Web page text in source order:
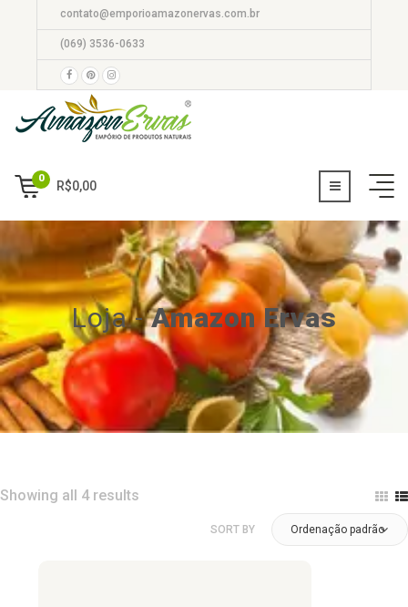
contato@emporioamazonervas.com.br
(069) 3536-0633
0
R$0,00
Loja -Amazon Ervas
Showing all 4 results
SORT BY Ordenação padrão